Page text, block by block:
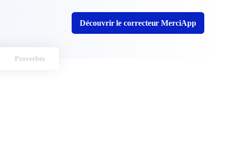
Découvrir le correcteur MerciApp
Proverbes